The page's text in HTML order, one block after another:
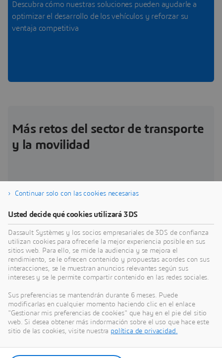
Descubra cómo nuestras soluciones pueden ayudarle a
optimizar el desarrollo de los vehículos y reforzar su
ventaja competitiva
Más retos del sector de transporte
y la movilidad
Nueva experiencia de cliente
Sueñe, explore, valide y genere sin problemas
nuevas opciones de movilidad para los exigentes
consumidores globales.
Challenge
Continuar solo con las cookies necesarias
Usted decide qué cookies utilizará 3DS
Dassault Systèmes y los socios empresariales de 3DS de confianza
utilizan cookies para ofrecerle la mejor experiencia posible en sus
sitios web. Para ello, se mide la audiencia y se mejora el
rendimiento, se le ofrecen contenido y propuestas acordes con sus
interacciones, se le muestran anuncios relevantes según sus
intereses y se le permite compartir contenido en las redes sociales.
Sus preferencias se mantendrán durante 6 meses. Puede
modificarlas en cualquier momento haciendo clic en el enlace
"Gestionar mis preferencias de cookies" que hay en el pie del sitio
web. Si desea obtener más indormación sobre el uso que hace este
sitio de las cookies, visite nuestra política de privacidad.